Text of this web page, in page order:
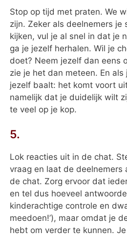
Stop op tijd met praten. We
zijn. Zeker als deelnemers je
kijken, vul je al snel in dat je
ga je jezelf herhalen. Wil je
doet? Neem jezelf dan eens
zie je het dan meteen. En als
jezelf baalt: het komt voort
namelijk dat je duidelijk wilt
te veel op je kop.
5.
Lok reacties uit in de chat.
vraag en laat de deelnemers
de chat. Zorg ervoor dat
en tel dus hoeveel
kinderachtige controle en
meedoen!’), maar omdat je
hebt om verder te kunnen.